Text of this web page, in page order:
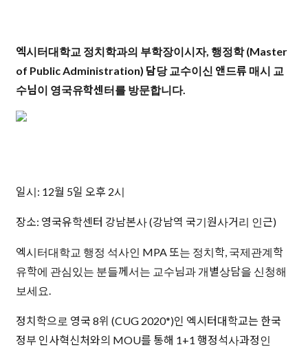
엑시터대학교 정치학과의 부학장이시자, 행정학 (Master
of Public Administration) 담당 교수이신 앤드류 매시 교
수님이 영국유학센터를 방문합니다.
일시: 12월 5일 오후 2시
장소: 영국유학센터 강남본사 (강남역 국기원사거리 인근)
엑시터대학교 행정 석사인 MPA 또는 정치학, 국제관계학
유학에 관심있는 분들께서는 교수님과 개별상담을 신청해
보세요.
정치학으로 영국 8위 (CUG 2020*)인 엑시터대학교는 한국
정부 인사혁신처와의 MOU를 통해 1+1 행정석사과정인